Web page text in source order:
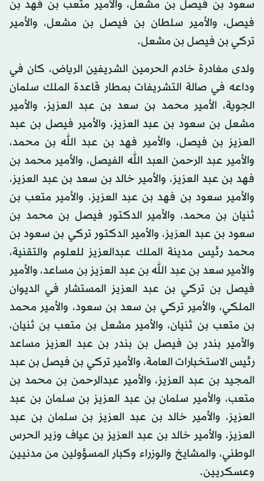
سعود بن فيصل بن مشعل، والأمير متعب بن فهد بن
فيصل، والأمير سلطان بن فيصل بن مشعل، والأمير
تركي بن فيصل بن مشعل.
ولدى مغادرة خادم الحرمين الشريفين الرياض، كان في
وداعه في صالة التشريفات بمطار قاعدة الملك سلمان
الجوية، الأمير محمد بن سعد بن عبد العزيز، والأمير
مشعل بن سعود بن عبد العزيز، والأمير فيصل بن عبد
العزيز بن فيصل، والأمير فهد بن عبد الله بن محمد،
والأمير عبد الرحمن العبد الله الفيصل، والأمير محمد بن
فهد بن عبد العزيز، والأمير خالد بن سعد بن عبد العزيز،
والأمير سعود بن فهد بن عبد العزيز، والأمير متعب بن
ثنيان بن محمد، والأمير الدكتور فيصل بن محمد بن
سعود بن عبد العزيز، والأمير الدكتور تركي بن سعود بن
محمد رئيس مدينة الملك عبدالعزيز للعلوم والتقنية،
والأمير سعد بن عبد الله بن عبد العزيز بن مساعد، والأمير
فيصل بن تركي بن عبد العزيز المستشار في الديوان
الملكي، والأمير تركي بن سعد بن سعود، والأمير محمد
بن متعب بن ثنيان، والأمير مشعل بن متعب بن ثنيان،
والأمير بندر بن فيصل بن بندر بن عبد العزيز مساعد
رئيس الاستخبارات العامة، والأمير تركي بن فيصل بن عبد
المجيد بن عبد العزيز، والأمير عبدالرحمن بن محمد بن
متعب، والأمير سلمان بن عبد العزيز بن سلمان بن عبد
العزيز، والأمير خالد بن عبد العزيز بن سلمان بن عبد
العزيز، والأمير خالد بن عبد العزيز بن عياف وزير الحرس
الوطني، والمشايخ والوزراء وكبار المسؤولين من مدنيين
وعسكريين.